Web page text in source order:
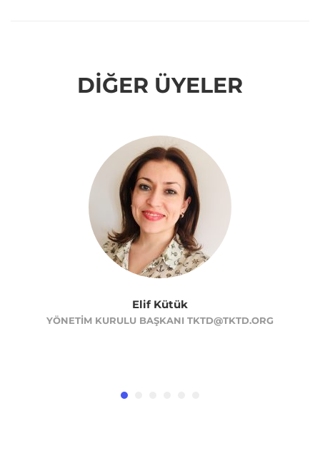
DIĞER ÜYELER
Elif Kütük
YÖNETIM KURULU BAŞKANI TKTD@TKTD.ORG